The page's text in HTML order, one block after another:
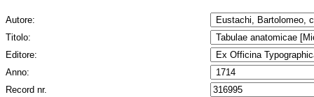
Autore:
Titolo:
Editore:
Anno:
Record nr.